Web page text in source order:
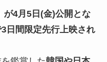
が4月5日(金)公開とな
3日間限定先行上映され